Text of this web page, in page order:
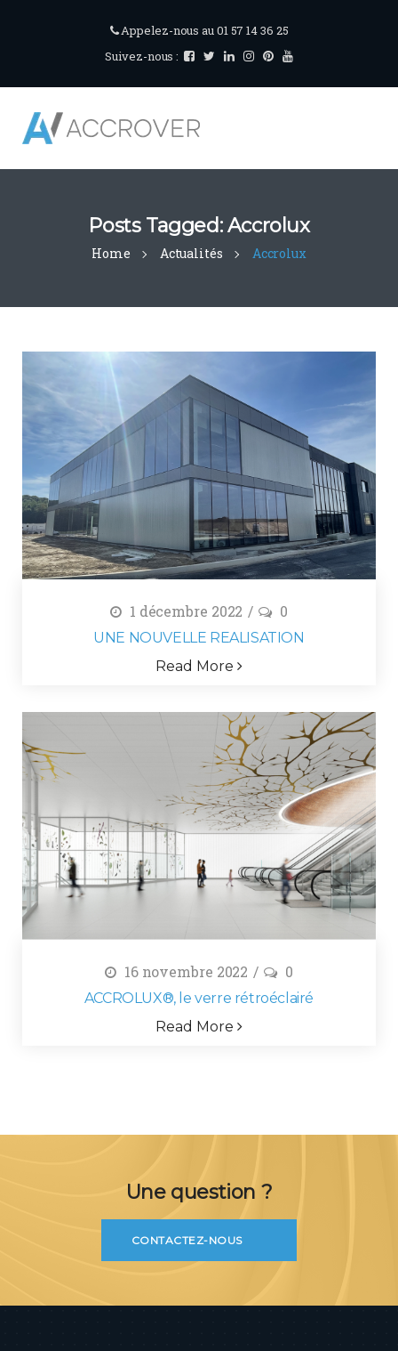
Appelez-nous au 01 57 14 36 25
Suivez-nous :
Posts Tagged: Accrolux
Home Actualités Accrolux
1 décembre 2022 0
UNE NOUVELLE REALISATION
Read More
16 novembre 2022 0
ACCROLUX®, le verre rétroéclairé
Read More
Une question ?
CONTACTEZ-NOUS